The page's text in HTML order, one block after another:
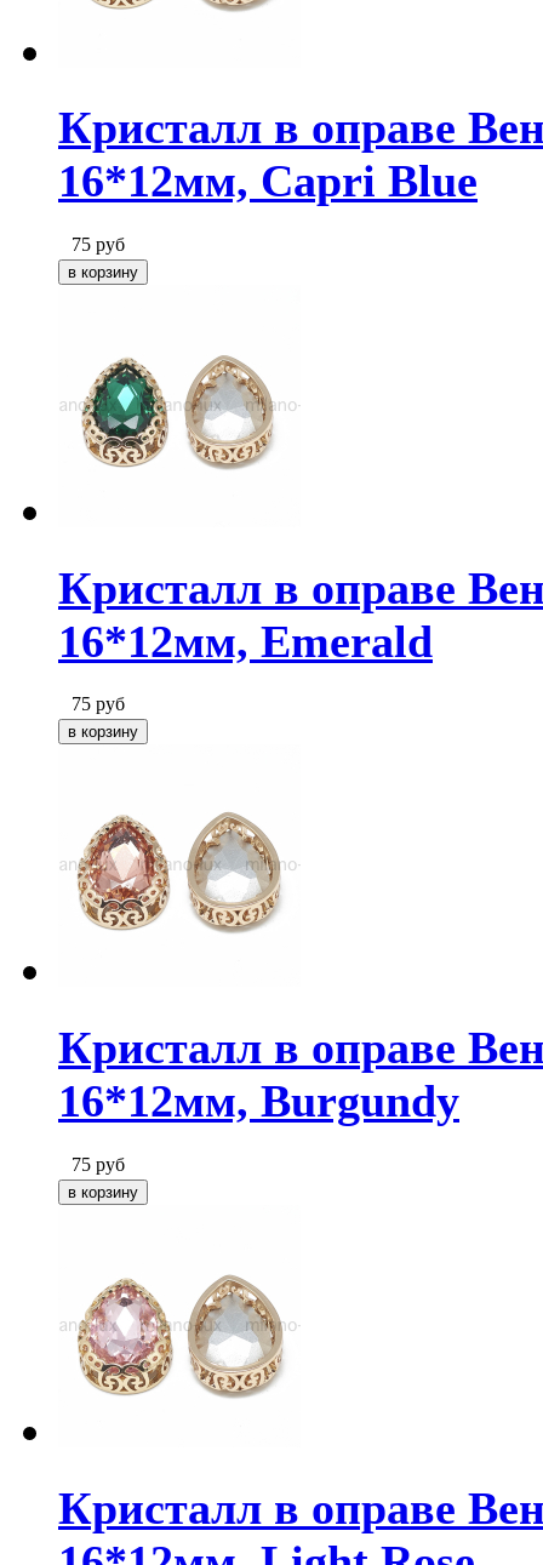
Кристалл в оправе
16*12мм, Capri Blue
75 руб
Кристалл в оправе
16*12мм, Emerald
75 руб
Кристалл в оправе
16*12мм, Burgundy
75 руб
Кристалл в оправе